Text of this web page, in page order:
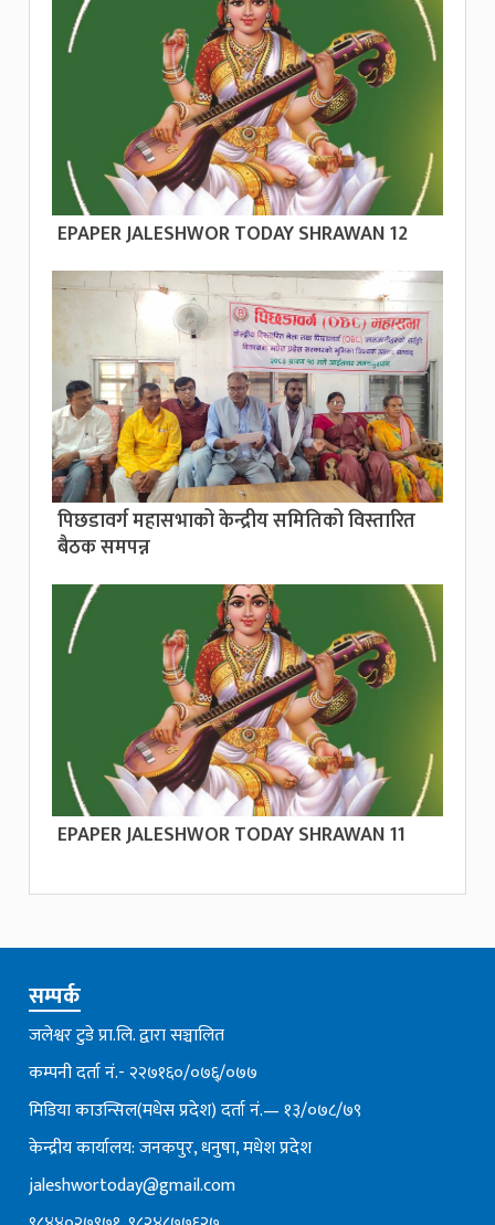
EPAPER JALESHWOR TODAY SHRAWAN 12
पिछडावर्ग महासभाको केन्द्रीय समितिको विस्तारित
बैठक समपन्न
EPAPER JALESHWOR TODAY SHRAWAN 11
सम्पर्क
जलेश्वर टुडे प्रा.लि. द्वारा सञ्चालित
कम्पनी दर्ता नं.- २२७१६०/०७६्/०७७
मिडिया काउन्सिल(मधेस प्रदेश) दर्ता नं.— १३/०७८/७९
केन्द्रीय कार्यालय: जनकपुर, धनुषा, मधेश प्रदेश
jaleshwortoday@gmail.com